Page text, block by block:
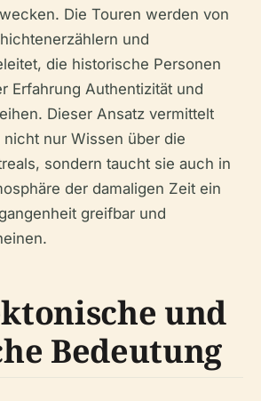
Die Touren werden von
und
die historische Personen
Erfahrung Authentizität und
Dieser Ansatz vermittelt
nur Wissen über die
sondern taucht sie auch in
der damaligen Zeit ein
greifbar und
und
Bedeutung